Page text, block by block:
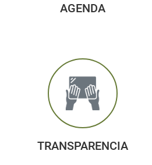
AGENDA
TRANSPARENCIA